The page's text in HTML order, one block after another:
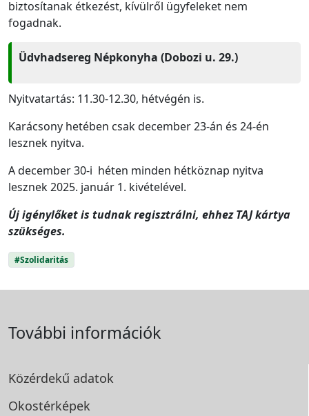
biztosítanak étkezést, kívülről ügyfeleket nem
fogadnak.
Üdvhadsereg Népkonyha (Dobozi u. 29.)
Nyitvatartás: 11.30-12.30, hétvégén is.
Karácsony hetében csak december 23-án és 24-én
lesznek nyitva.
A december 30-i héten minden hétköznap nyitva
lesznek 2025. január 1. kivételével.
Új igénylőket is tudnak regisztrálni, ehhez TAJ kártya
szükséges.
#Szolidaritás
További információk
Közérdekű adatok
Okostérképek